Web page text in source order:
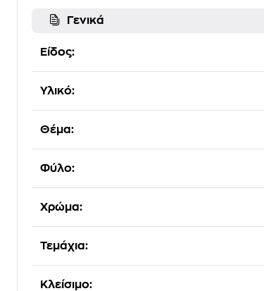
Γενικά
Είδος:
Υλικό:
Θέμα:
Φύλο:
Χρώμα:
Τεμάχια:
Κλείσιμο: